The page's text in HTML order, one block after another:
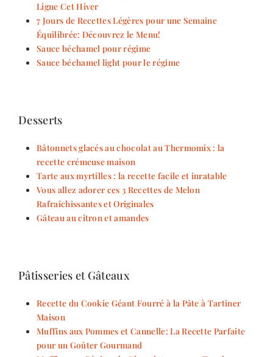
Ligne Cet Hiver
7 Jours de Recettes Légères pour une Semaine
Équilibrée: Découvrez le Menu!
Sauce béchamel pour régime
Sauce béchamel light pour le régime
Desserts
Bâtonnets glacés au chocolat au Thermomix : la
recette crémeuse maison
Tarte aux myrtilles : la recette facile et inratable
Vous allez adorer ces 3 Recettes de Melon
Rafraîchissantes et Originales
Gâteau au citron et amandes
Pâtisseries et Gâteaux
Recette du Cookie Géant Fourré à la Pâte à Tartiner
Maison
Muffins aux Pommes et Cannelle: La Recette Parfaite
pour un Goûter Gourmand